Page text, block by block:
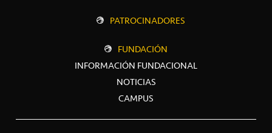
PATROCINADORES
FUNDACIÓN
INFORMACIÓN FUNDACIONAL
NOTICIAS
CAMPUS